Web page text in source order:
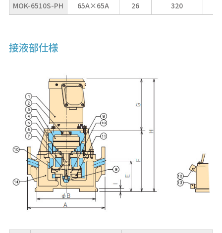
MOK-6510S-PH
65A×65A 26 320
接液部仕様